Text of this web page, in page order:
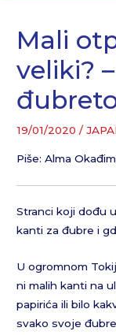
Mali
veliki?
19/01/2020/
Piše: Alma
Stranci koji dođu
kanti za đubre i
U ogromnom
ni malih kanti na
papirića ili bilo
svako svoje